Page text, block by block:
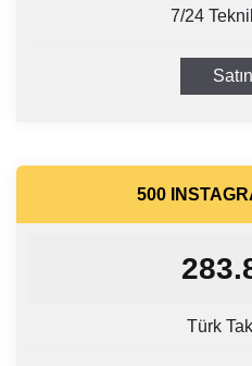
7/24
500
Türk